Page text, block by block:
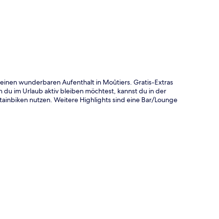
wunderbaren Aufenthalt in Moûtiers. Gratis-Extras
im Urlaub aktiv bleiben möchtest, kannst du in der
nutzen. Weitere Highlights sind eine Bar/Lounge